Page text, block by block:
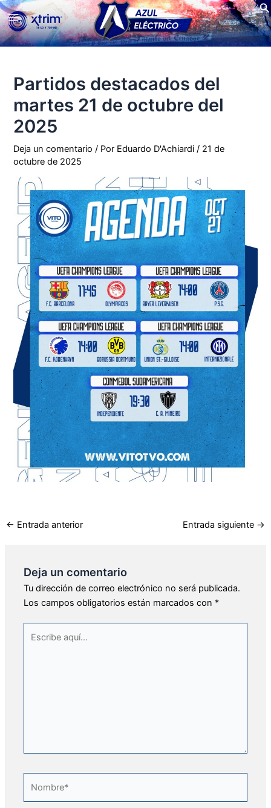
Ir
al
contenido
Main
Menu
Partidos destacados del
martes 21 de octubre del
2025
Deja un comentario / Por Eduardo D'Achiardi/ 21 de
octubre de 2025
← Entrada anterior Entrada siguiente →
Deja un comentario
Tu dirección de correo electrónico no será publicada.
Los campos obligatorios están marcados con *